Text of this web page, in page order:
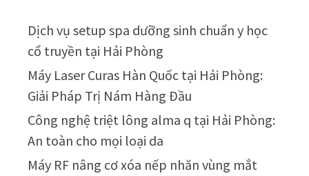
Dịch vụ setup spa dưỡng sinh chuẩn y học
cổ truyền tại Hải Phòng
Máy Laser Curas Hàn Quốc tại Hải Phòng:
Giải Pháp Trị Nám Hàng Đầu
Công nghệ triệt lông alma q tại Hải Phòng:
An toàn cho mọi loại da
Máy RF nâng cơ xóa nếp nhăn vùng mắt